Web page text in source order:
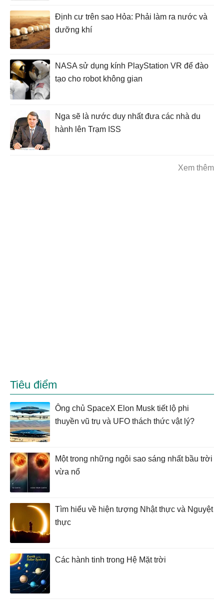
Định cư trên sao Hỏa: Phải làm ra nước và
dưỡng khí
NASA sử dụng kính PlayStation VR để đào
tạo cho robot không gian
Nga sẽ là nước duy nhất đưa các nhà du
hành lên Trạm ISS
Xem thêm
Tiêu điểm
Ông chủ SpaceX Elon Musk tiết lộ phi
thuyền vũ trụ và UFO thách thức vật lý?
Một trong những ngôi sao sáng nhất bầu trời
vừa nổ
Tìm hiểu về hiện tượng Nhật thực và Nguyệt
thực
Các hành tinh trong Hệ Mặt trời